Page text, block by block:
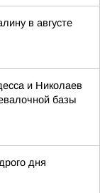
в августе
и Николаев
базы
дня